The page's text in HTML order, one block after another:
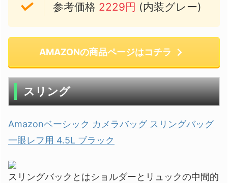
参考価格 2229円 (内装グレー)
AMAZONの商品ページはコチラ
スリング
Amazonベーシック カメラバッグ スリングバッグ
一眼レフ用 4.5L ブラック
スリングバックとはショルダーとリュックの中間的